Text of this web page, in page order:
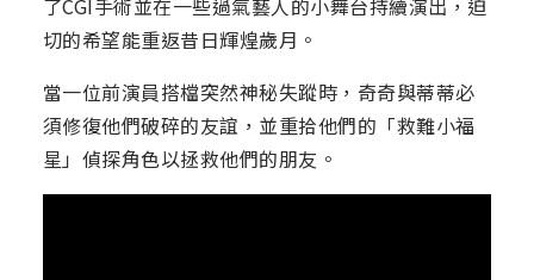
了CGI手術並在一些過氣藝人的小舞台持續演出，迫
切的希望能重返昔日輝煌歲月。
當一位前演員搭檔突然神秘失蹤時，奇奇與蒂蒂必
須修復他們破碎的友誼，並重拾他們的「救難小福
星」偵探角色以拯救他們的朋友。